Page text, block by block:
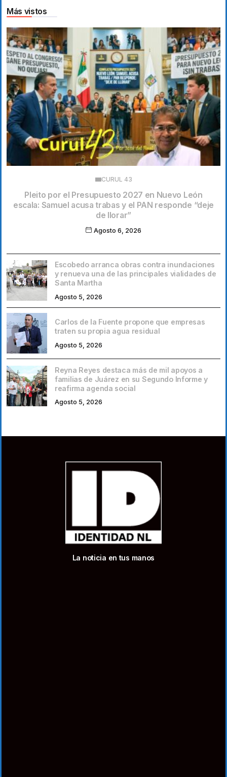
Más vistos
CURUL 43
Pleito por el Presupuesto 2027 en Nuevo León
escala: Samuel acusa trabas y el PAN responde “deje
de llorar”
Agosto 6, 2026
Escobedo arranca obras contra inundaciones
y renueva una de las principales vialidades de
Santa Martha
Agosto 5, 2026
Carlos de la Fuente propone que empresas
traten su propia agua residual
Agosto 5, 2026
Reyna Reyes destaca más de mil apoyos a
familias de Juárez en su Segundo Informe y
reafirma agenda social
Agosto 5, 2026
La noticia en tus manos